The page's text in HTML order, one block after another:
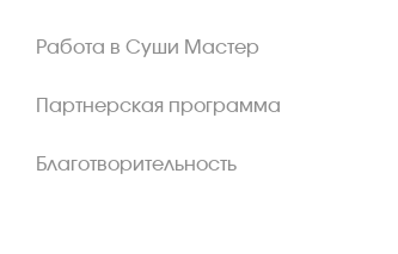
Работа в Суши Мастер
Партнерская программа
Благотворительность